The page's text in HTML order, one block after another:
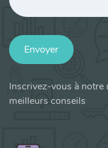
Envoyer
Inscrivez-vous à notre
meilleurs conseils